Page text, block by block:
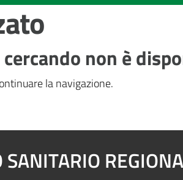
non è
la navigazione.
SANITARIO